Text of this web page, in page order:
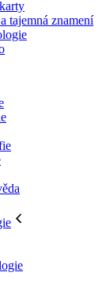
tajemná znamení